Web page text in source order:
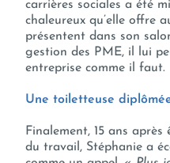
carrières sociales a été
chaleureux qu’elle offre
présentent dans son
gestion des PME, il lui
entreprise comme il faut.
Une toiletteuse
Finalement, 15 ans
du travail, Stéphanie a